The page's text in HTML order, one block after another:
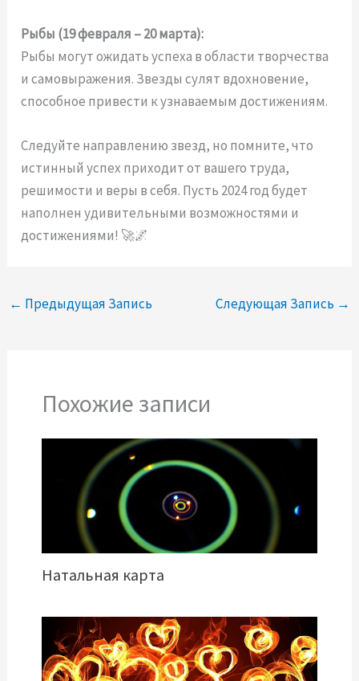
Рыбы (19 февраля – 20 марта):
Рыбы могут ожидать успеха в области творчества
и самовыражения. Звезды сулят вдохновение,
способное привести к узнаваемым достижениям.
Следуйте направлению звезд, но помните, что
истинный успех приходит от вашего труда,
решимости и веры в себя. Пусть 2024 год будет
наполнен удивительными возможностями и
достижениями! 🚀🌌
← Предыдущая Запись Следующая Запись →
Похожие записи
Натальная карта